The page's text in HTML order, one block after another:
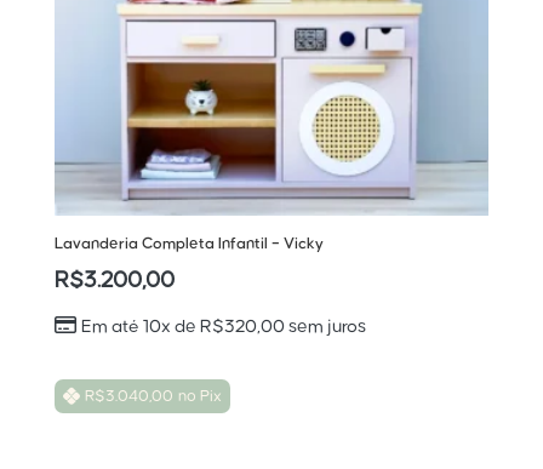
Lavanderia Completa Infantil – Vicky
R$3.200,00
Em até 10x de R$320,00 sem juros
R$3.040,00 no Pix